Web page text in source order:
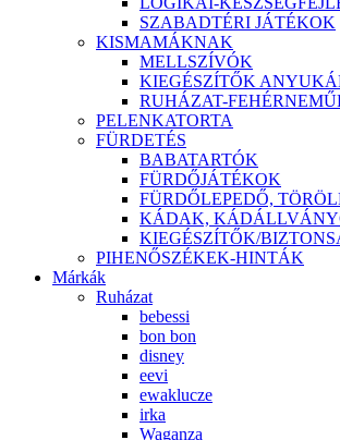
SZABADTÉRI JÁTÉKOK
KISMAMÁKNAK
MELLSZÍVÓK
KIEGÉSZÍTŐK
RUHÁZAT-
PELENKATORTA
FÜRDETÉS
BABATARTÓK
FÜRDŐJÁTÉKOK
FÜRDŐLEPEDŐ,
KÁDAK,
KIEGÉSZÍTŐK/
PIHENŐSZÉKEK-HINTÁK
Márkák
Ruházat
bebessi
bon bon
disney
eevi
ewaklucze
irka
Waganza